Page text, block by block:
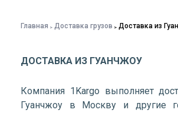
ДОСТАВКА ИЗ ГУАНЧЖОУ
Компания 1Kargo выполняет
Гуанчжоу в Москву и другие
Главная Доставка грузов Доставка из